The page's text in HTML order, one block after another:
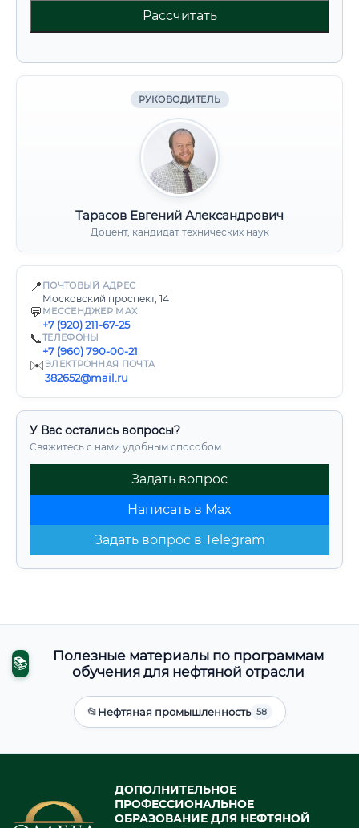
Рассчитать
РУКОВОДИТЕЛЬ
Тарасов Евгений Александрович
Доцент, кандидат технических наук
📍 ПОЧТОВЫЙ АДРЕС
Московский проспект, 14
💬 МЕССЕНДЖЕР MAX
+7 (920) 211-67-25
📞ТЕЛЕФОНЫ
+7 (960) 790-00-21
✉️ЭЛЕКТРОННАЯ ПОЧТА
382652@mail.ru
У Вас остались вопросы?
Свяжитесь с нами удобным способом:
Задать вопрос
Написать в Max
Задать вопрос в Telegram
📚
Полезные материалы по программам
обучения для нефтяной отрасли
📂Нефтяная промышленность 58
ДОПОЛНИТЕЛЬНОЕ
ПРОФЕССИОНАЛЬНОЕ
ОБРАЗОВАНИЕ ДЛЯ НЕФТЯНОЙ